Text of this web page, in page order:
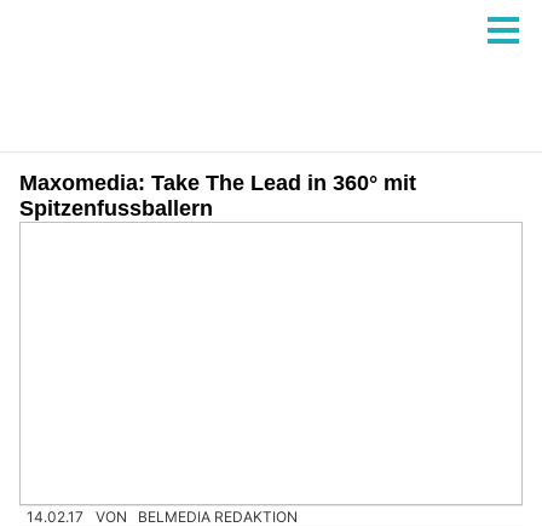
Maxomedia: Take The Lead in 360° mit
Spitzenfussballern
14.02.17 VON BELMEDIA REDAKTION